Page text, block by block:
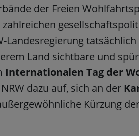
der Freien
Landesregierung
Land sichtbare und
Internationalen Tag der
dazu auf, sich an der
Kürzung